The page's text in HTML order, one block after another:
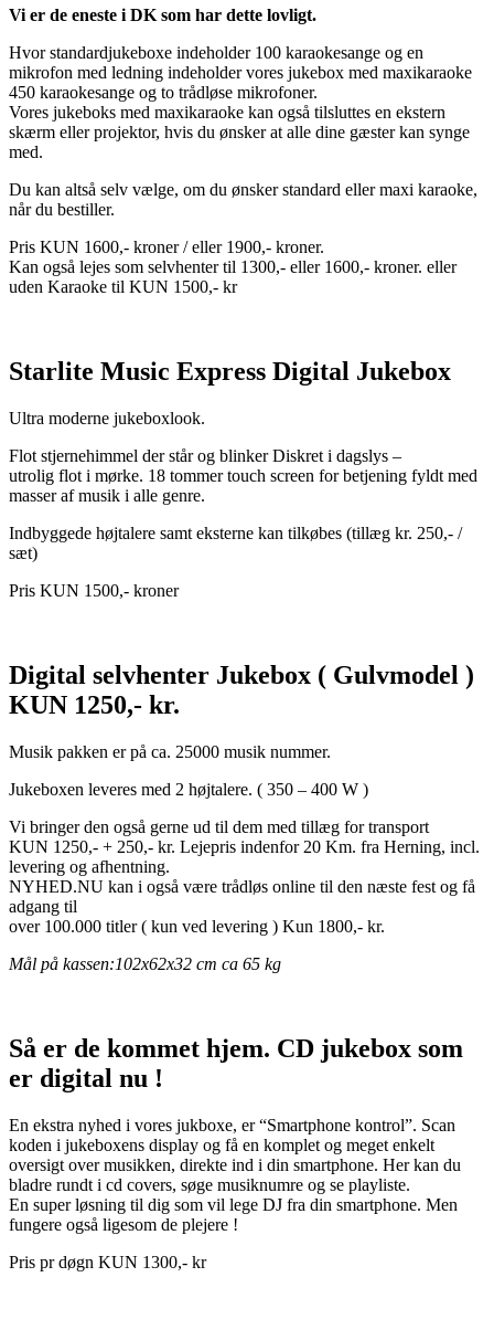
Vi er de eneste i DK som har dette lovligt.
Hvor standardjukeboxe indeholder 100 karaokesange og en
mikrofon med ledning indeholder vores jukebox med maxikaraoke
450 karaokesange og to trådløse mikrofoner.
Vores jukeboks med maxikaraoke kan også tilsluttes en ekstern
skærm eller projektor, hvis du ønsker at alle dine gæster kan synge
med.
Du kan altså selv vælge, om du ønsker standard eller maxi karaoke,
når du bestiller.
Pris KUN 1600,- kroner / eller 1900,- kroner.
Kan også lejes som selvhenter til 1300,- eller 1600,- kroner. eller
uden Karaoke til KUN 1500,- kr
Starlite Music Express Digital Jukebox
Ultra moderne jukeboxlook.
Flot stjernehimmel der står og blinker Diskret i dagslys –
utrolig flot i mørke. 18 tommer touch screen for betjening fyldt med
masser af musik i alle genre.
Indbyggede højtalere samt eksterne kan tilkøbes (tillæg kr. 250,- /
sæt)
Pris KUN 1500,- kroner
Digital selvhenter Jukebox ( Gulvmodel )
KUN 1250,- kr.
Musik pakken er på ca. 25000 musik nummer.
Jukeboxen leveres med 2 højtalere. ( 350 – 400 W )
Vi bringer den også gerne ud til dem med tillæg for transport
KUN 1250,- + 250,- kr. Lejepris indenfor 20 Km. fra Herning, incl.
levering og afhentning.
NYHED.NU kan i også være trådløs online til den næste fest og få
adgang til
over 100.000 titler ( kun ved levering ) Kun 1800,- kr.
Mål på kassen:102x62x32 cm ca 65 kg
Så er de kommet hjem. CD jukebox som
er digital nu !
En ekstra nyhed i vores jukboxe, er “Smartphone kontrol”. Scan
koden i jukeboxens display og få en komplet og meget enkelt
oversigt over musikken, direkte ind i din smartphone. Her kan du
bladre rundt i cd covers, søge musiknumre og se playliste.
En super løsning til dig som vil lege DJ fra din smartphone. Men
fungere også ligesom de plejere !
Pris pr døgn KUN 1300,- kr